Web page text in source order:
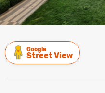
Google
Street View